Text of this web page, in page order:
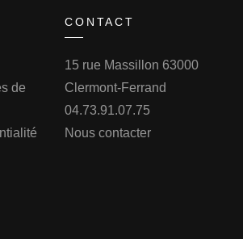
de
CONTACT
15 rue Massillon 63000
Clermont-Ferrand
04.73.91.07.75
Nous contacter